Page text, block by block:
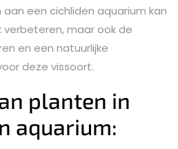
een cichliden aquarium kan
maar ook de
en een natuurlijke
deze vissoort.
planten in
aquarium: